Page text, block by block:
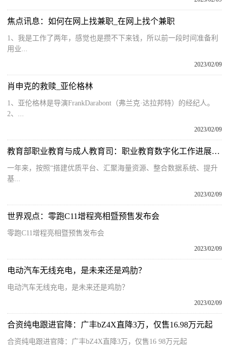
焦点讯息：如何在网上找兼职_在网上找个兼职
1、我是工作了两年，感觉也是攒不下来钱，所以前一段时间准备利
用业...
2023/02/09
肖申克的救赎_亚伦格林
1、亚伦格林是导演FrankDarabont（弗兰克·达拉邦特）的经纪人。
2、...
2023/02/09
教育部职业教育与成人教育司：职业教育数字化工作进展情况
一年来，按照“搭建优质平台、汇聚海量资源、整合数据系统、提升
基...
2023/02/09
世界观点：零跑C11增程亮相暨预售发布会
零跑C11增程亮相暨预售发布会
2023/02/09
电动汽车无线充电，是未来还是鸡肋？
电动汽车无线充电，是未来还是鸡肋？
2023/02/09
合资纯电跟进官降：广丰bZ4X直降3万，仅售16.98万元起
合资纯电跟进官降：广丰bZ4X直降3万，仅售16 98万元起